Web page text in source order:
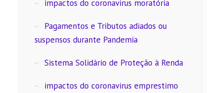
impactos do coronavirus moratória
Pagamentos e Tributos adiados ou
suspensos durante Pandemia
Sistema Solidário de Proteção à Renda
impactos do coronavirus emprestimo